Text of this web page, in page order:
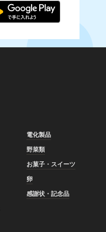
電化製品
野菜類
お菓子・スイーツ
卵
感謝状・記念品